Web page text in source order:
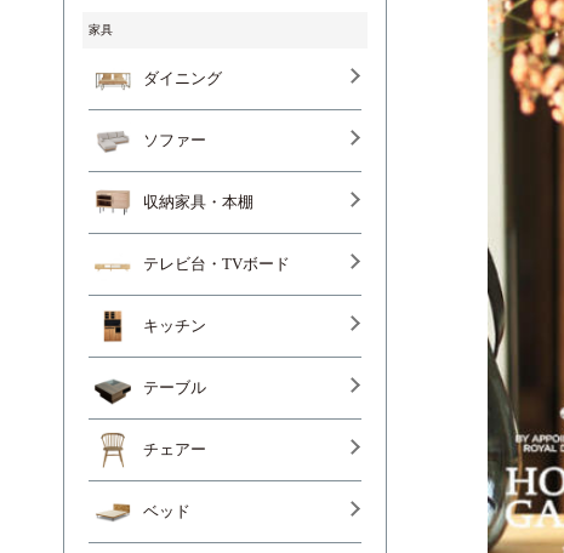
家具
ダイニング
ソファー
収納家具・本棚
テレビ台・TVボード
キッチン
テーブル
チェアー
ベッド